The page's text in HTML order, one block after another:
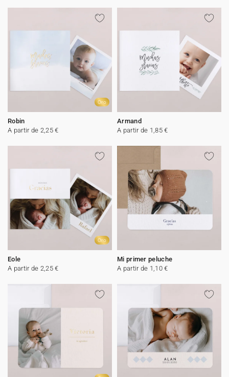
Oro
Robin
A partir de 2,25 €
Armand
A partir de 1,85 €
Oro
Eole
A partir de 2,25 €
Mi primer peluche
A partir de 1,10 €